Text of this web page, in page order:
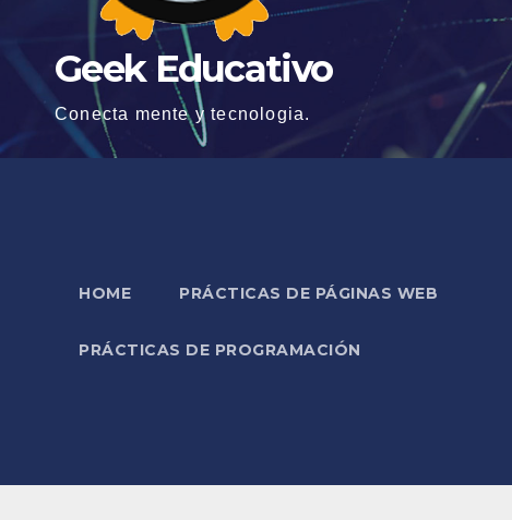
Geek Educativo
Conecta mente y tecnologia.
HOME PRÁCTICAS DE PÁGINAS WEB
PRÁCTICAS DE PROGRAMACIÓN